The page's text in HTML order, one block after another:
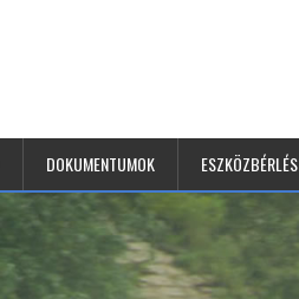
DOKUMENTUMOK ESZKÖZBÉRLÉS